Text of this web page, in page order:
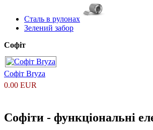
Сталь в рулонах
Зелений забор
Софіт
Софіт Bryza
0.00 EUR
Софіти - функціональні